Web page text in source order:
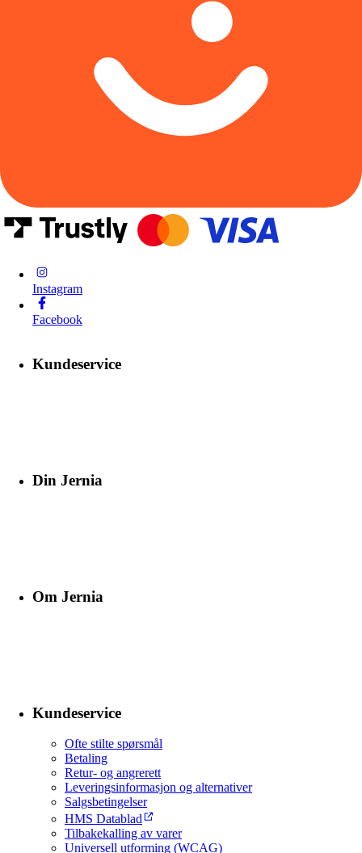
Instagram
Facebook
Kundeservice
Din Jernia
Om Jernia
Kundeservice
Ofte stilte spørsmål
Betaling
Retur- og angrerett
Leveringsinformasjon og alternativer
Salgsbetingelser
HMS Datablad
Tilbakekalling av varer
Universell utforming (WCAG)